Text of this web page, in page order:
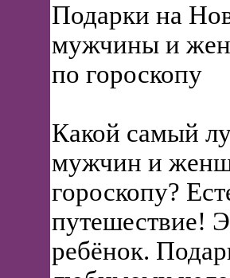
Подарки на
мужчины и
по гороскопу
Какой самый
мужчин и
гороскопу?
путешествие!
ребёнок.